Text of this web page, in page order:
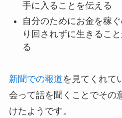
手に入ることを伝える
自分のためにお金を稼
り回されずに生きるこ
る
新聞での報道を見てくれて
会って話を聞くことでその
けたようです。